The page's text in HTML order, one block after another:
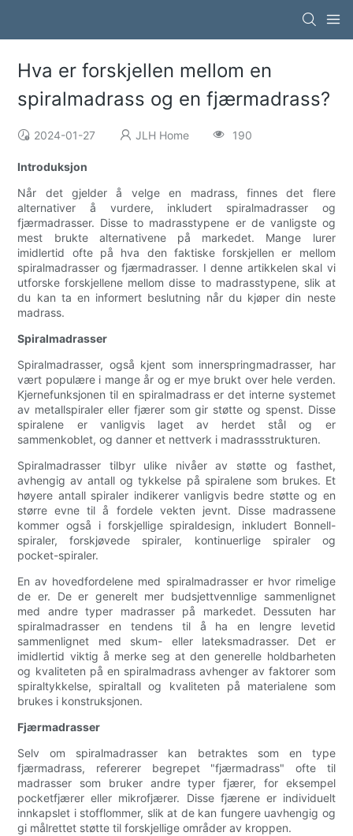
Hva er forskjellen mellom en
spiralmadrass og en fjærmadrass?
2024-01-27 JLH Home 190
Introduksjon
Når det gjelder å velge en madrass, finnes det flere
alternativer å vurdere, inkludert spiralmadrasser og
fjærmadrasser. Disse to madrasstypene er de vanligste og
mest brukte alternativene på markedet. Mange lurer
imidlertid ofte på hva den faktiske forskjellen er mellom
spiralmadrasser og fjærmadrasser. I denne artikkelen skal vi
utforske forskjellene mellom disse to madrasstypene, slik at
du kan ta en informert beslutning når du kjøper din neste
madrass.
Spiralmadrasser
Spiralmadrasser, også kjent som innerspringmadrasser, har
vært populære i mange år og er mye brukt over hele verden.
Kjernefunksjonen til en spiralmadrass er det interne systemet
av metallspiraler eller fjærer som gir støtte og spenst. Disse
spiralene er vanligvis laget av herdet stål og er
sammenkoblet, og danner et nettverk i madrassstrukturen.
Spiralmadrasser tilbyr ulike nivåer av støtte og fasthet,
avhengig av antall og tykkelse på spiralene som brukes. Et
høyere antall spiraler indikerer vanligvis bedre støtte og en
større evne til å fordele vekten jevnt. Disse madrassene
kommer også i forskjellige spiraldesign, inkludert Bonnell-
spiraler, forskjøvede spiraler, kontinuerlige spiraler og
pocket-spiraler.
En av hovedfordelene med spiralmadrasser er hvor rimelige
de er. De er generelt mer budsjettvennlige sammenlignet
med andre typer madrasser på markedet. Dessuten har
spiralmadrasser en tendens til å ha en lengre levetid
sammenlignet med skum- eller lateksmadrasser. Det er
imidlertid viktig å merke seg at den generelle holdbarheten
og kvaliteten på en spiralmadrass avhenger av faktorer som
spiraltykkelse, spiraltall og kvaliteten på materialene som
brukes i konstruksjonen.
Fjærmadrasser
Selv om spiralmadrasser kan betraktes som en type
fjærmadrass, refererer begrepet "fjærmadrass" ofte til
madrasser som bruker andre typer fjærer, for eksempel
pocketfjærer eller mikrofjærer. Disse fjærene er individuelt
innkapslet i stofflommer, slik at de kan fungere uavhengig og
gi målrettet støtte til forskjellige områder av kroppen.